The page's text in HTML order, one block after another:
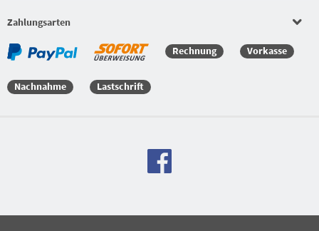
Zahlungsarten
Rechnung Vorkasse
Nachnahme Lastschrift